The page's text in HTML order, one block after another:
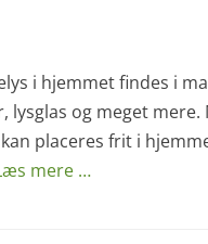
i hjemmet findes i
og meget mere.
placeres frit i
mere …